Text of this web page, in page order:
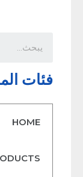
فئات
HOME